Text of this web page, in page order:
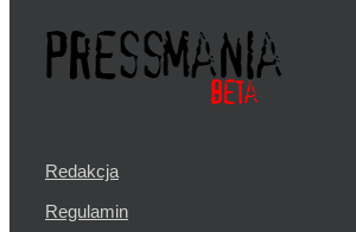
Redakcja
Regulamin